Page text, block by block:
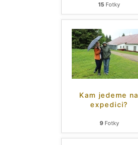
15 Fotky
Kam jedeme na
expedici?
9Fotky